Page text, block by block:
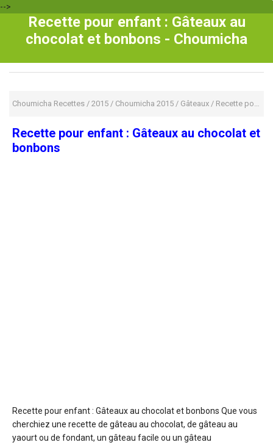
-->
Recette pour enfant : Gâteaux au
chocolat et bonbons - Choumicha
Choumicha Recettes / 2015 / Choumicha 2015 / Gâteaux / Recette pour enfant : Gâteaux au chocolat et bonbons
Recette pour enfant : Gâteaux au chocolat et
bonbons
Recette pour enfant : Gâteaux au chocolat et bonbons Que vous
cherchiez une recette de gâteau au chocolat, de gâteau au
yaourt ou de fondant, un gâteau facile ou un gâteau